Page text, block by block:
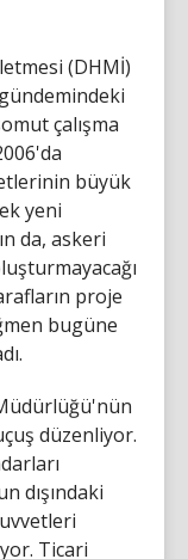
(DHMİ)
çalışma
büyük
yeni
da, askeri
proje
bugüne
düzenliyor.
dışındaki
Ticari